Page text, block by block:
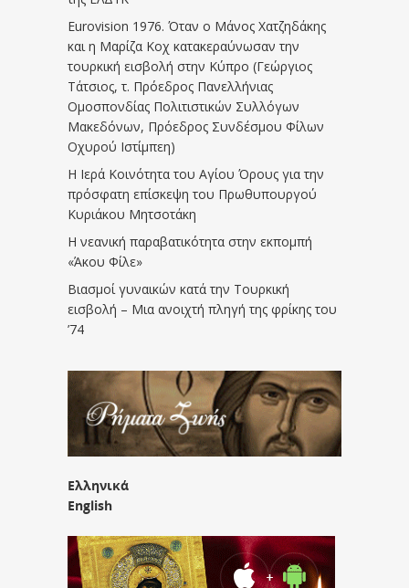
Eurovision 1976. Όταν ο Μάνος Χατζηδάκης
και η Μαρίζα Κοχ κατακεραύνωσαν την
τουρκική εισβολή στην Κύπρο (Γεώργιος
Τάτσιος, τ. Πρόεδρος Πανελλήνιας
Ομοσπονδίας Πολιτιστικών Συλλόγων
Μακεδόνων, Πρόεδρος Συνδέσμου Φίλων
Οχυρού Ιστίμπεη)
Η Ιερά Κοινότητα του Αγίου Όρους για την
πρόσφατη επίσκεψη του Πρωθυπουργού
Κυριάκου Μητσοτάκη
Η νεανική παραβατικότητα στην εκπομπή
«Άκου Φίλε»
Βιασμοί γυναικών κατά την Τουρκική
εισβολή – Μια ανοιχτή πληγή της φρίκης του
’74
Ελληνικά
English